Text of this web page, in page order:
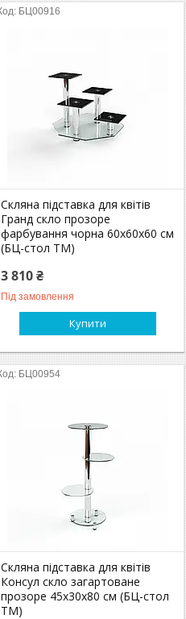
БЦ00916
Скляна підставка для квітів
Гранд скло прозоре
фарбування чорна 60х60х60 см
(БЦ-стол ТМ)
3 810 ₴
Під замовлення
Купити
БЦ00954
Скляна підставка для квітів
Консул скло загартоване
прозоре 45х30х80 см (БЦ-стол
ТМ)